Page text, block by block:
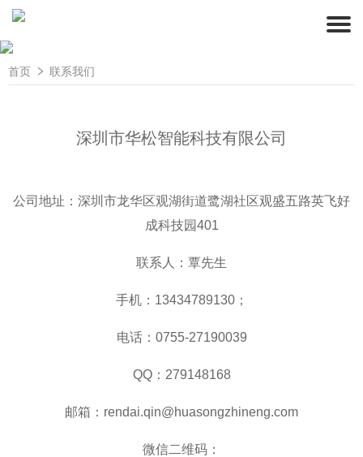
首页 联系我们
深圳市华松智能科技有限公司
公司地址：深圳市龙华区观湖街道鹭湖社区观盛五路英飞好
成科技园401
联系人：覃先生
手机：13434789130；
电话：0755-27190039
QQ：279148168
邮箱：rendai.qin@huasongzhineng.com
微信二维码：